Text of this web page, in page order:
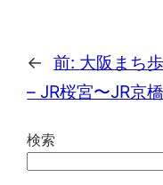
← 前: 大阪まち
– JR桜宮〜JR京橋
検索